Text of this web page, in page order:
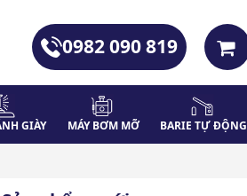
0982 090 819
GIÀY MÁY BƠM MỠ BARIE TỰ ĐỘNG